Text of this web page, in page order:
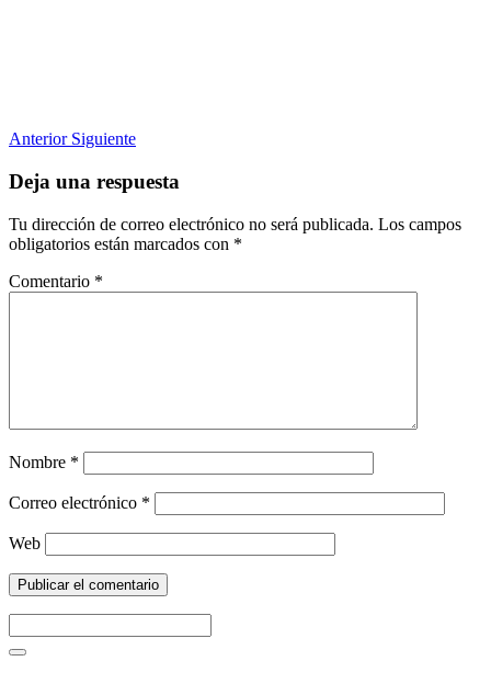
Anterior Siguiente
Deja una respuesta
Tu dirección de correo electrónico no será publicada. Los campos
obligatorios están marcados con *
Comentario *
Nombre *
Correo electrónico *
Web